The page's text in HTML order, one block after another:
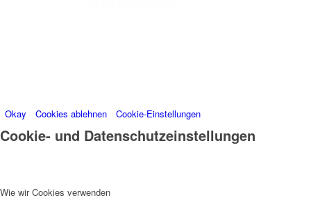
Okay Cookies ablehnen Cookie-Einstellungen
Cookie- und Datenschutzeinstellungen
Wie wir Cookies verwenden